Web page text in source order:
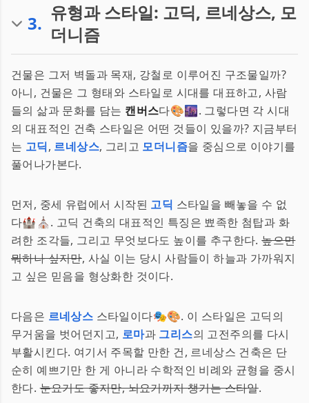
3. 유형과 스타일: 고딕, 르네상스, 모
더니즘
건물은 그저 벽돌과 목재, 강철로 이루어진 구조물일까?
아니, 건물은 그 형태와 스타일로 시대를 대표하고, 사람
들의 삶과 문화를 담는 캔버스다🎨🌆. 그렇다면 각 시대
의 대표적인 건축 스타일은 어떤 것들이 있을까? 지금부터
는 고딕, 르네상스, 그리고 모더니즘을 중심으로 이야기를
풀어나가본다.
먼저, 중세 유럽에서 시작된 고딕 스타일을 빼놓을 수 없
다🏰⛪. 고딕 건축의 대표적인 특징은 뾰족한 첨탑과 화
려한 조각들, 그리고 무엇보다도 높이를 추구한다.높으면
뭐하나 싶지만, 사실 이는 당시 사람들이 하늘과 가까워지
고 싶은 믿음을 형상화한 것이다.
다음은 르네상스 스타일이다🎭🎨. 이 스타일은 고딕의
무거움을 벗어던지고, 로마과 그리스의 고전주의를 다시
부활시킨다. 여기서 주목할 만한 건, 르네상스 건축은 단
순히 예쁘기만 한 게 아니라 수학적인 비례와 균형을 중시
한다.눈요기도 좋지만, 뇌요기까지 챙기는 스타일.